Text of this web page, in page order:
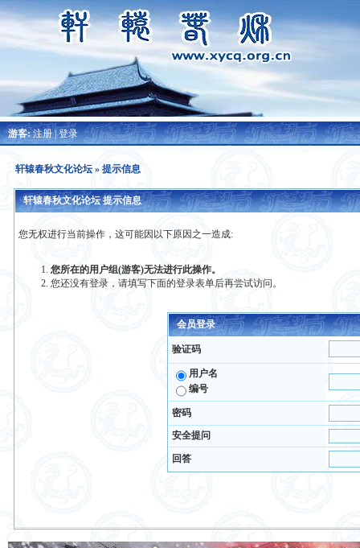
游客:注册|登录
轩辕春秋文化论坛» 提示信息
轩辕春秋文化论坛 提示信息
您无权进行当前操作，这可能因以下原因之一造成:
您所在的用户组(游客)无法进行此操作。
您还没有登录，请填写下面的登录表单后再尝试访问。
会员登录
验证码
用户名
编号
密码
安全提问
回答